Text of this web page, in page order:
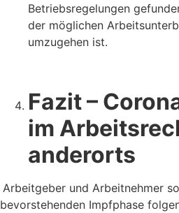
Betriebsregelungen
der möglichen
umzugehen ist.
Fazit –
im
anderorts
Arbeitgeber und Arbeitnehmer
bevorstehenden Impfphase